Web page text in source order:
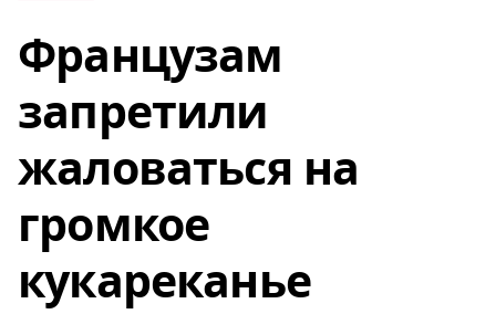
Французам
запретили
жаловаться на
громкое
кукареканье